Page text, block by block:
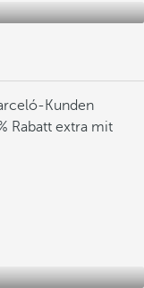
Kunden
Rabatt extra mit